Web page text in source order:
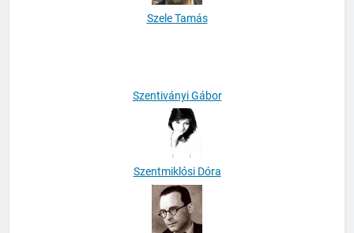
Szele Tamás
Szentmiklósi Dóra
Szerb Antal